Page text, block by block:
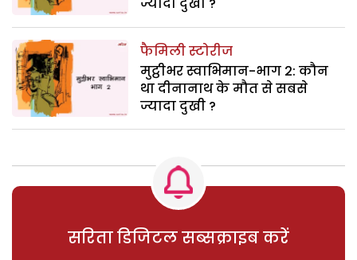
ज्यादा दुखी ?
फैमिली स्टोरीज
मुट्ठीभर स्वाभिमान-भाग 2: कौन
था दीनानाथ के मौत से सबसे
ज्यादा दुखी ?
सरिता डिजिटल सब्सक्राइब करें